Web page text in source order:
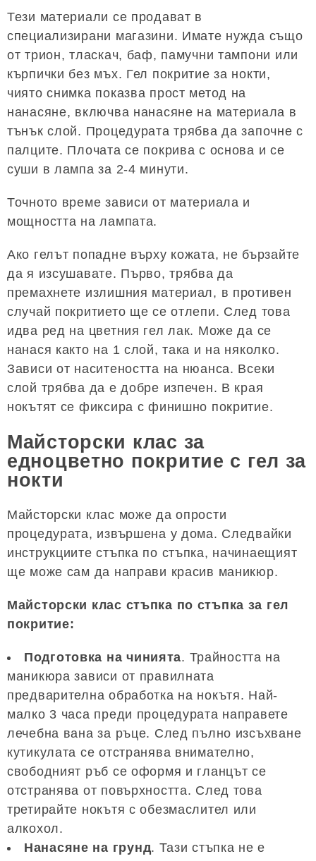
Тези материали се продават в
специализирани магазини. Имате нужда също
от трион, тласкач, баф, памучни тампони или
кърпички без мъх. Гел покритие за нокти,
чиято снимка показва прост метод на
нанасяне, включва нанасяне на материала в
тънък слой. Процедурата трябва да започне с
палците. Плочата се покрива с основа и се
суши в лампа за 2-4 минути.
Точното време зависи от материала и
мощността на лампата.
Ако гелът попадне върху кожата, не бързайте
да я изсушавате. Първо, трябва да
премахнете излишния материал, в противен
случай покритието ще се отлепи. След това
идва ред на цветния гел лак. Може да се
нанася както на 1 слой, така и на няколко.
Зависи от наситеността на нюанса. Всеки
слой трябва да е добре изпечен. В края
нокътят се фиксира с финишно покритие.
Майсторски клас за
едноцветно покритие с гел за
нокти
Майсторски клас може да опрости
процедурата, извършена у дома. Следвайки
инструкциите стъпка по стъпка, начинаещият
ще може сам да направи красив маникюр.
Майсторски клас стъпка по стъпка за гел
покритие:
Подготовка на чинията. Трайността на
маникюра зависи от правилната
предварителна обработка на нокътя. Най-
малко 3 часа преди процедурата направете
лечебна вана за ръце. След пълно изсъхване
кутикулата се отстранява внимателно,
свободният ръб се оформя и гланцът се
отстранява от повърхността. След това
третирайте нокътя с обезмаслител или
алкохол.
Нанасяне на грунд. Тази стъпка не е